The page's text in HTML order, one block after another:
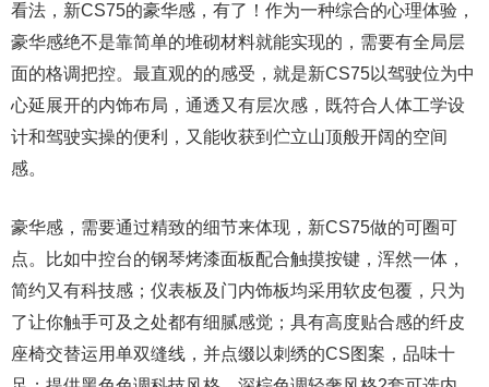
看法，新CS75的豪华感，有了！作为一种综合的心理体验，
豪华感绝不是靠简单的堆砌材料就能实现的，需要有全局层
面的格调把控。最直观的的感受，就是新CS75以驾驶位为中
心延展开的内饰布局，通透又有层次感，既符合人体工学设
计和驾驶实操的便利，又能收获到伫立山顶般开阔的空间
感。
豪华感，需要通过精致的细节来体现，新CS75做的可圈可
点。比如中控台的钢琴烤漆面板配合触摸按键，浑然一体，
简约又有科技感；仪表板及门内饰板均采用软皮包覆，只为
了让你触手可及之处都有细腻感觉；具有高度贴合感的纤皮
座椅交替运用单双缝线，并点缀以刺绣的CS图案，品味十